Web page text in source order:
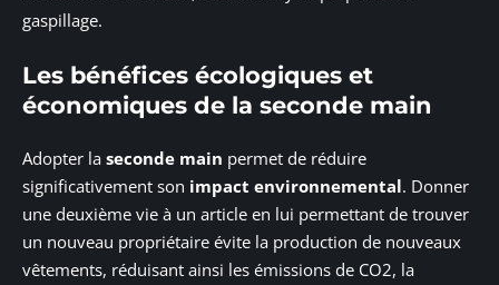
gaspillage.
Les bénéfices écologiques et
économiques de la seconde main
Adopter la seconde main permet de réduire
significativement son impact environnemental. Donner
une deuxième vie à un article en lui permettant de trouver
un nouveau propriétaire évite la production de nouveaux
vêtements, réduisant ainsi les émissions de CO2, la